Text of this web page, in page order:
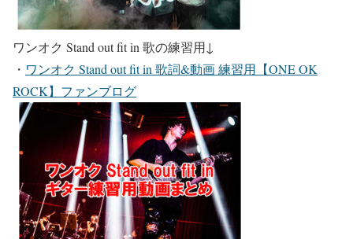
ワンオク Stand out fit in 歌の練習用 ↓
・ ワンオク Stand out fit in 歌詞&動画 練習用【ONE OK
ROCK】ファンブログ